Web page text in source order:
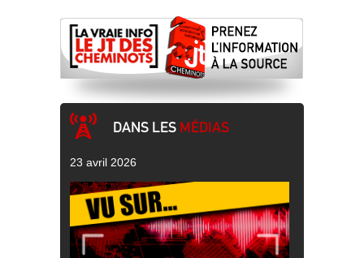
DANS LES MÉDIAS
23 avril 2026